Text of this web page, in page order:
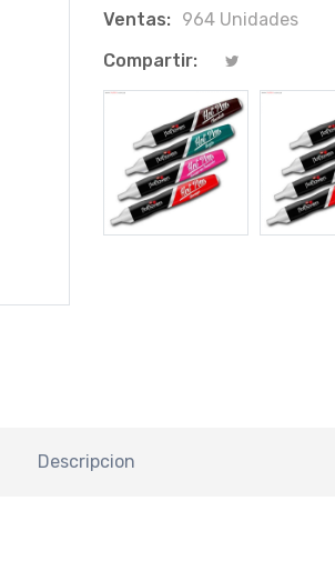
Ventas:
964 Unidades
Compartir:
Descripcion